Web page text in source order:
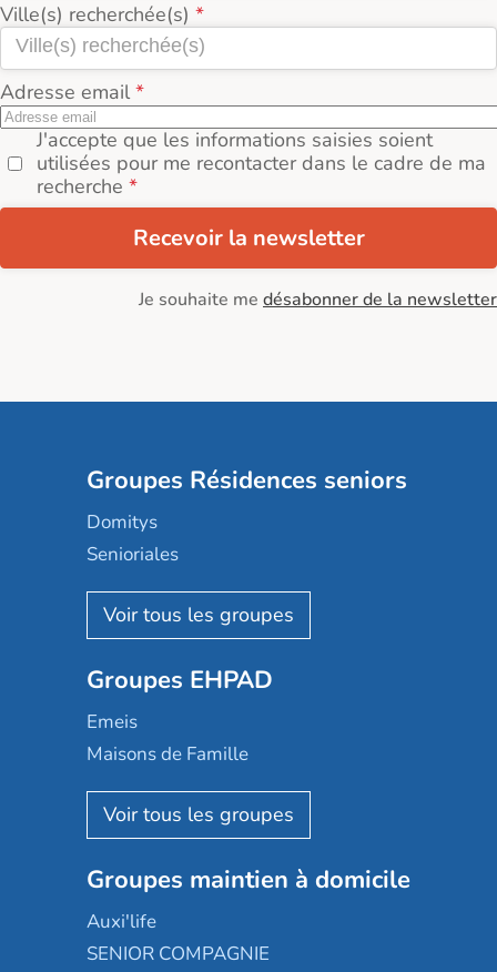
Ville(s) recherchée(s)
Adresse email
J'accepte que les informations saisies soient
utilisées pour me recontacter dans le cadre de ma
recherche
Recevoir la newsletter
Je souhaite me désabonner de la newsletter
Groupes Résidences seniors
Domitys
Senioriales
Nohée
Les Résidentiels
Mobicap
Domusvi
Happy Senior
Aquarelia
Nexity edenea
Les jardins d'Arcadie
Occitalia
Appartseniors
Groupes EHPAD
Emeis
Maisons de Famille
Korian
Emera
Groupe SOS
Le Noble Âge
Almage
Groupes maintien à domicile
Auxi'life
SENIOR COMPAGNIE